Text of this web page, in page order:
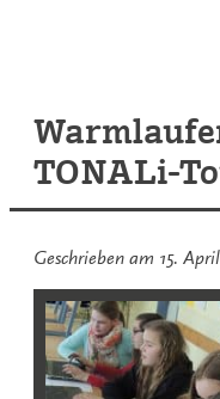
TONALi-
Geschrieben am 15.